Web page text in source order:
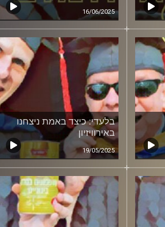
16/06/2025
בלעדי: כיצד באמת ניצחנו
באירוויזיון
19/05/2025